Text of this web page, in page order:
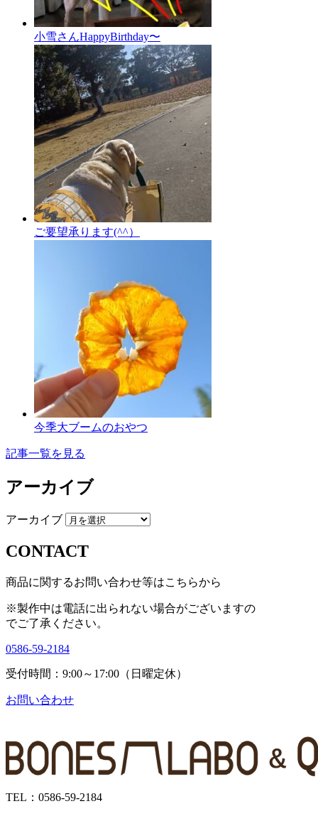
小雪さんHappyBirthday〜
ご要望承ります(^^）
今季大ブームのおやつ
記事一覧を見る
アーカイブ
アーカイブ
CONTACT
商品に関するお問い合わせ等はこちらから
※製作中は電話に出られない場合がございますの
でご了承ください。
0586-59-2184
受付時間：9:00～17:00（日曜定休）
お問い合わせ
TEL：0586-59-2184